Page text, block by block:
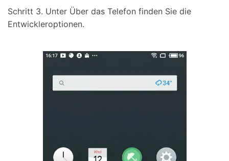
Schritt 3. Unter Über das Telefon finden Sie die
Entwickleroptionen.